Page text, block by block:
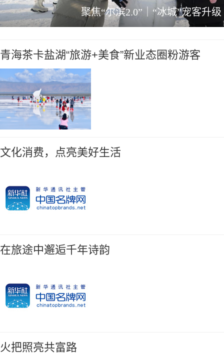
聚焦“尔滨2.0”｜“冰城”宠客升级
青海茶卡盐湖“旅游+美食”新业态圈粉游客
文化消费，点亮美好生活
在旅途中邂逅千年诗韵
火把照亮共富路
创始人、董事长乔元栩：让中式